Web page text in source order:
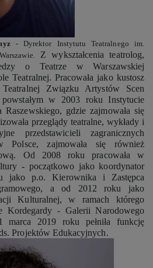
- Dyrektor Instytutu Teatralnego im.
Z wykształcenia teatrolog,
o Teatrze w Warszawskiej
le Teatralnej. Pracowała jako kustosz
Związku Artystów Scen
w 2003 roku Instytucie
gdzie zajmowała się
przeglądy teatralne, wykłady i
przedstawicieli zagranicznych
Polsce, zajmowała się również
Od 2008 roku pracowała w
- początkowo jako koordynator
jako p.o. Kierownika i Zastępca
a od 2012 roku jako
Kulturalnej, w ramach którego
Kordegardy - Galerii Narodowego
2019 roku pełniła funkcję
Projektów Edukacyjnych.